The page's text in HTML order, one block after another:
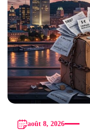
août 8, 2026